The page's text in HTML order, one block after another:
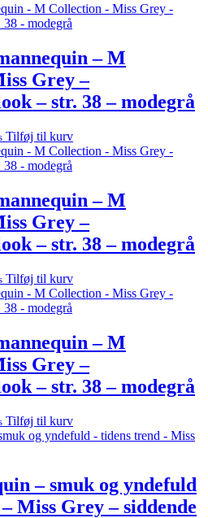
– M
Grey –
– str. 38 – modegrå
Tilføj til kurv
– M
Grey –
– str. 38 – modegrå
Tilføj til kurv
– M
Grey –
– str. 38 – modegrå
Tilføj til kurv
– smuk og yndefuld
Miss Grey – siddende